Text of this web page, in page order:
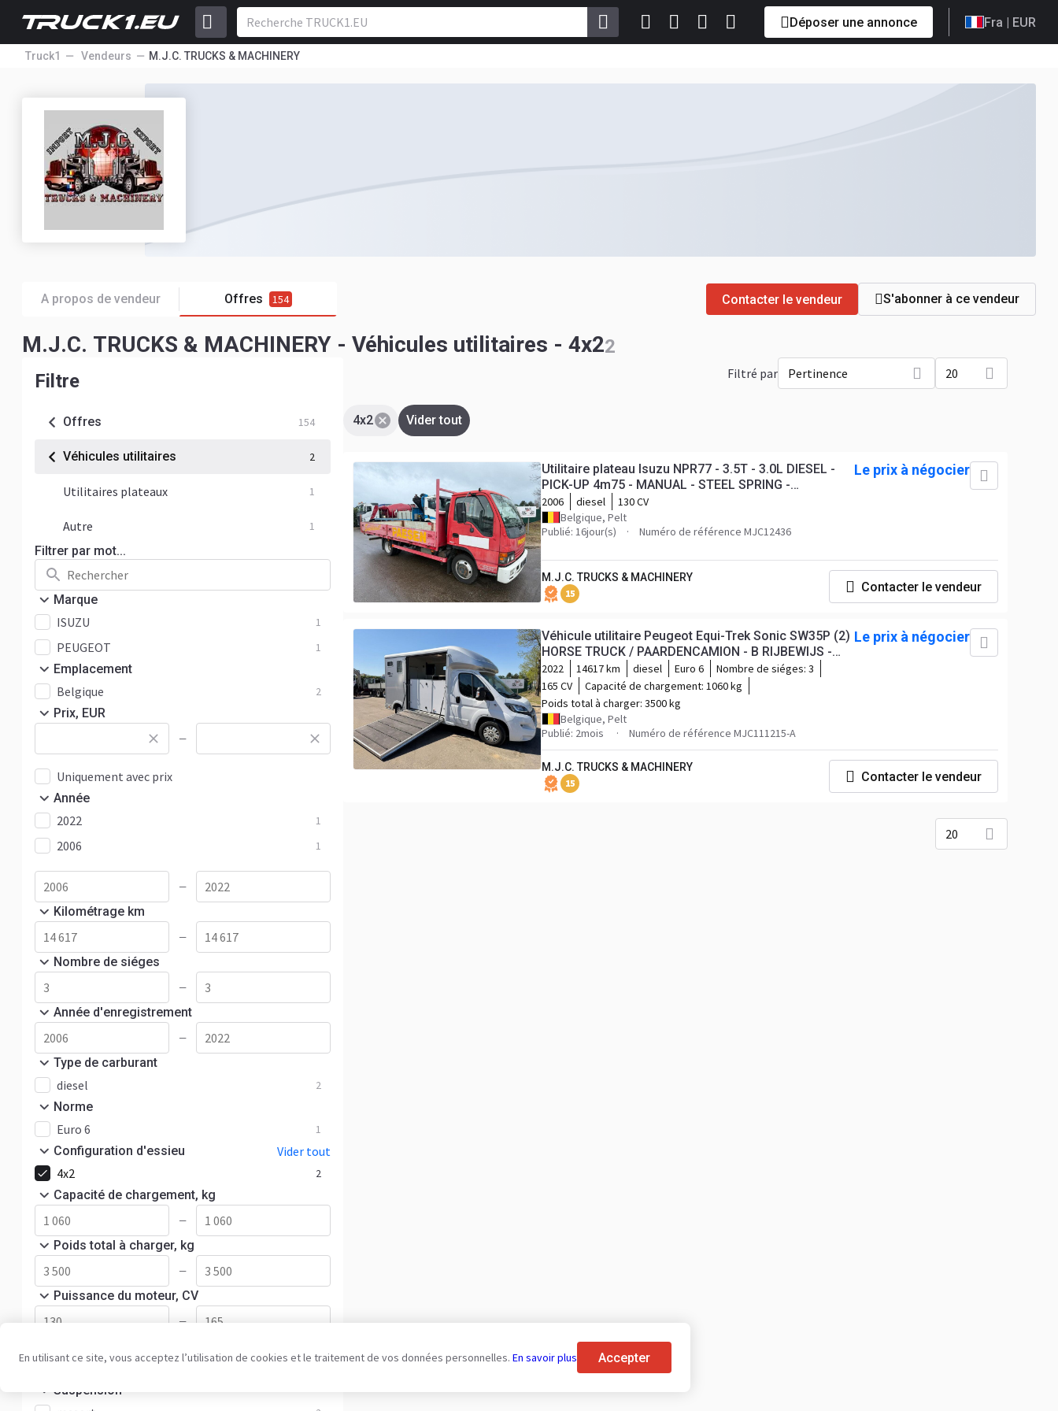
Déposer une annonce Fra | EUR
Truck1 Vendeurs M.J.C. TRUCKS & MACHINERY
A propos de vendeur Offres 154 Contacter le vendeur S'abonner à ce vendeur
M.J.C. TRUCKS & MACHINERY - Véhicules utilitaires - 4x22
Filtre
Offres 154
Véhicules utilitaires 2
Utilitaires plateaux 1
Autre 1
Filtrer par mot...
Marque
ISUZU 1
PEUGEOT 1
Emplacement
Belgique 2
Prix, EUR
—
Uniquement avec prix
Année
2022 1
2006 1
—
Kilométrage km
—
Nombre de siéges
—
Année d'enregistrement
—
Type de carburant
diesel 2
Norme
Euro 6 1
Configuration d'essieu
Vider tout
4x2
2
Capacité de chargement, kg
—
Poids total à charger, kg
—
Puissance du moteur, CV
—
Suspension
Filtré par Pertinence 20
4x2 Vider tout
Utilitaire plateau Isuzu NPR77 - 3.5T - 3.0L DIESEL -
PICK-UP 4m75 - MANUAL - STEEL SPRING -
229.000km - BE TRUCK
2006 diesel
130 CV
Belgique, Pelt
Publié: 16jour(s)
Numéro de référence MJC12436
Le prix à négocier
M.J.C. TRUCKS & MACHINERY
15 Contacter le vendeur
Véhicule utilitaire Peugeot Equi-Trek Sonic SW35P (2)
HORSE TRUCK / PAARDENCAMION - B RIJBEWIJS -
CAMERA - 3.5T - *14.000km* ORIGINAL - BE CAR
2022 14617 km diesel Euro 6 Nombre de siéges: 3
165 CV
Capacité de chargement: 1060 kg
Poids total à charger: 3500 kg
Belgique, Pelt
Publié: 2mois
Numéro de référence MJC111215-A
Le prix à négocier
M.J.C. TRUCKS & MACHINERY
15 Contacter le vendeur
20
En utilisant ce site, vous acceptez l’utilisation de cookies et le traitement de vos données personnelles. En savoir plus Accepter